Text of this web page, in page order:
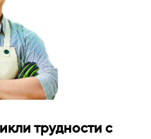
трудности с